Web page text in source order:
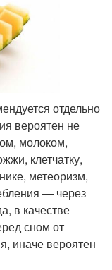
отдельно
вероятен не
молоком,
клетчатку,
метеоризм,
— через
в качестве
сном от
иначе вероятен